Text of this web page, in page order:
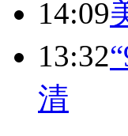
14:09
13:32
清